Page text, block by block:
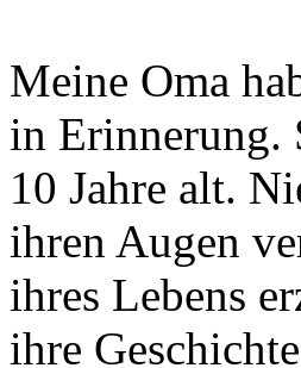
Meine Oma
in Erinnerung.
10 Jahre alt.
ihren Augen
ihres Lebens
ihre